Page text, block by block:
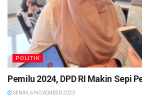
POLITIK
Pemilu 2024, DPD RI Makin Sepi
SENIN, 6 NOVEMBER 2023